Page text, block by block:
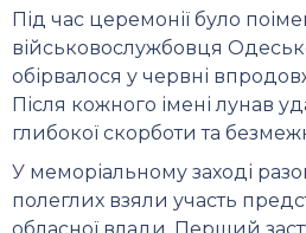
Під час церемонії було
військовослужбовця
обірвалося у червні
Після кожного імені лунав
глибокої скорботи та
У меморіальному заході
полеглих взяли участь